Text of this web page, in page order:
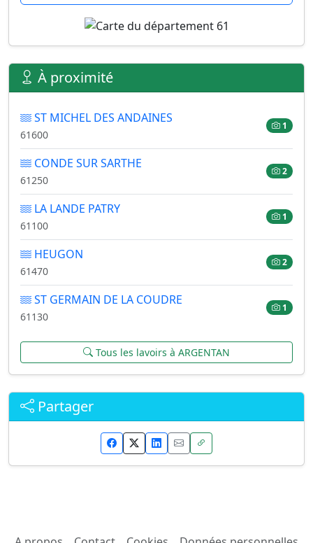
À proximité
ST MICHEL DES ANDAINES
61600
1
CONDE SUR SARTHE
61250
2
LA LANDE PATRY
61100
1
HEUGON
61470
2
ST GERMAIN DE LA COUDRE
61130
1
Tous les lavoirs à ARGENTAN
Partager